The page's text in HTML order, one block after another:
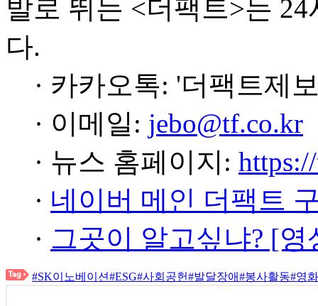
발로 뛰는 <더팩트>는
다.
· 카카오톡: '더팩트제
· 이메일: jebo@tf.co.kr
· 뉴스 홈페이지:
· 네이버 메인 더팩트
· 그곳이 알고싶냐? [
#SK이노베이션#ESG#사회공헌#발달장애#봉사활동#영화